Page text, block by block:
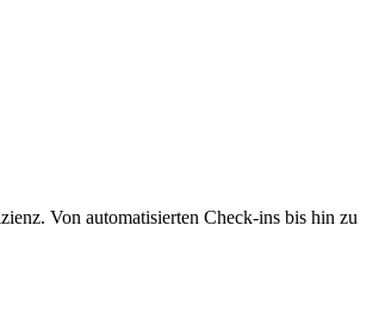
Von automatisierten Check-ins bis hin zu